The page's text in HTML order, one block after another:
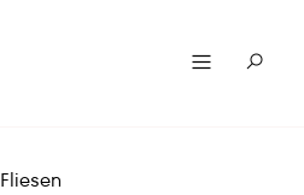
Fliesen